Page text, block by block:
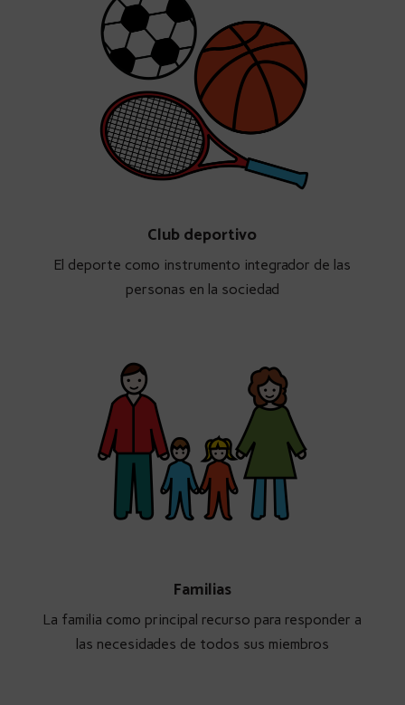
Club deportivo
El deporte como instrumento integrador de las
personas en la sociedad
Familias
La familia como principal recurso para responder a
las necesidades de todos sus miembros